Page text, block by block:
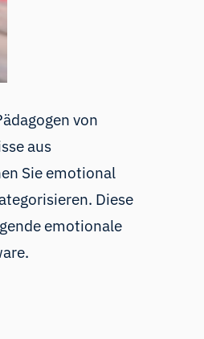
von
aus
Sie emotional
Diese
emotionale